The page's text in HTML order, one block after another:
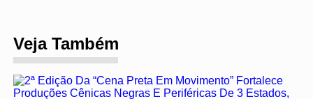
Veja Também